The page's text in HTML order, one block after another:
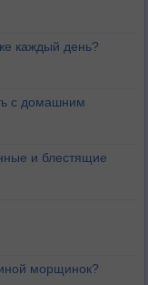
каждый день?
с домашним
и блестящие
морщинок?